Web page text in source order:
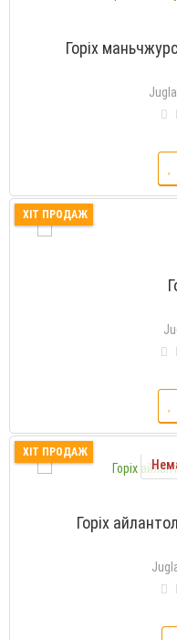
Горіх
ХІТ ПРОДАЖ
ХІТ ПРОДАЖ
Горіх